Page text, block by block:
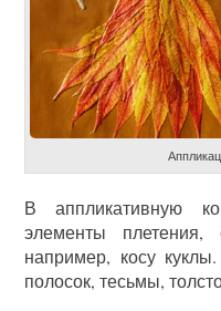
В аппликативную
элементы плетения,
например, косу
полосок, тесьмы,